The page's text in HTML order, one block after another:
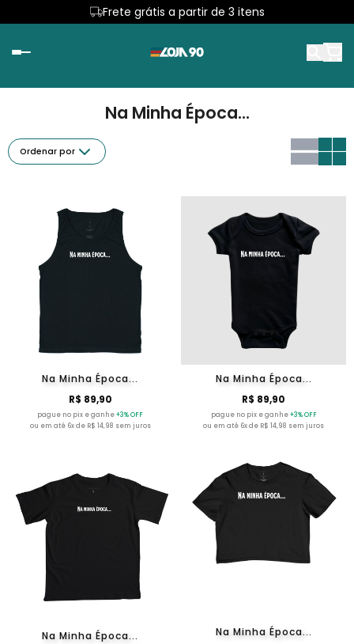
Frete grátis a partir de 3 itens
Na Minha Época...
Ordenar por
Na Minha Época...
R$ 89,90
pague no pix e ganhe+3% OFF
ou em até 6x de R$ 14,98 sem juros
Na Minha Época...
R$ 89,90
pague no pix e ganhe+3% OFF
ou em até 6x de R$ 14,98 sem juros
Na Minha Época...
Na Minha Época...